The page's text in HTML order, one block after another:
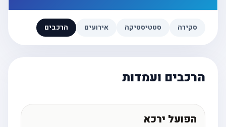
סקירה סטטיסטיקה אירועים הרכבים
הרכבים ועמדות
הפועל ירכא